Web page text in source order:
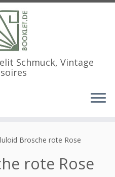
Schmuck, Vintage
Brosche rote Rose
rote Rose